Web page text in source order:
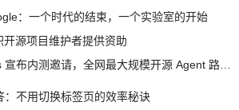
：一个时代的结束，一个实验室的开始
源项目维护者提供资助
：不用切换标签页的效率秘诀